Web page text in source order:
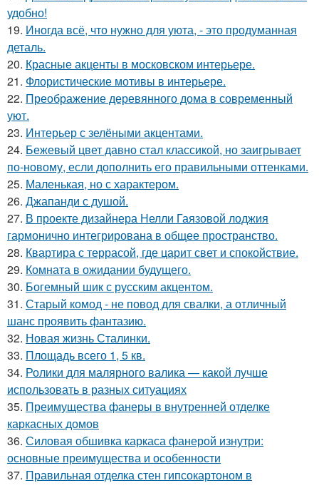
удобно!
19. Иногда всё, что нужно для уюта, - это продуманная
деталь.
20. Красные акценты в московском интерьере.
21. Флористические мотивы в интерьере.
22. Преображение деревянного дома в современный
уют.
23. Интерьер с зелёными акцентами.
24. Бежевый цвет давно стал классикой, но заигрывает
по-новому, если дополнить его правильными оттенками.
25. Маленькая, но с характером.
26. Джапанди с душой.
27. В проекте дизайнера Нелли Гаязовой лоджия
гармонично интегрирована в общее пространство.
28. Квартира с террасой, где царит свет и спокойствие.
29. Комната в ожидании будущего.
30. Богемный шик с русским акцентом.
31. Старый комод - не повод для свалки, а отличный
шанс проявить фантазию.
32. Новая жизнь Сталинки.
33. Площадь всего 1, 5 кв.
34. Ролики для малярного валика — какой лучше
использовать в разных ситуациях
35. Преимущества фанеры в внутренней отделке
каркасных домов
36. Силовая обшивка каркаса фанерой изнутри:
основные преимущества и особенности
37. Правильная отделка стен гипсокартоном в